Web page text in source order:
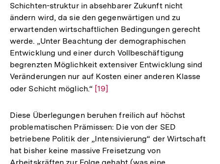
Fußnote
Schichten-struktur in absehbarer Zukunft nicht
ändern wird, da sie den gegenwärtigen und zu
erwartenden wirtschaftlichen Bedingungen gerecht
werde. „Unter Beachtung der demographischen
Entwicklung und einer durch Vollbeschäftigung
begrenzten Möglichkeit extensiver Entwicklung sind
Veränderungen nur auf Kosten einer anderen Klasse
oder Schicht möglich.“ Zur
der
Fußnote
[19]
Diese Überlegungen beruhen freilich auf höchst
problematischen Prämissen: Die von der SED
betriebene Politik der „Intensivierung“ der Wirtschaft
hat bisher keine massive Freisetzung von
Arbeitskräften zur Folge gehabt (was eine